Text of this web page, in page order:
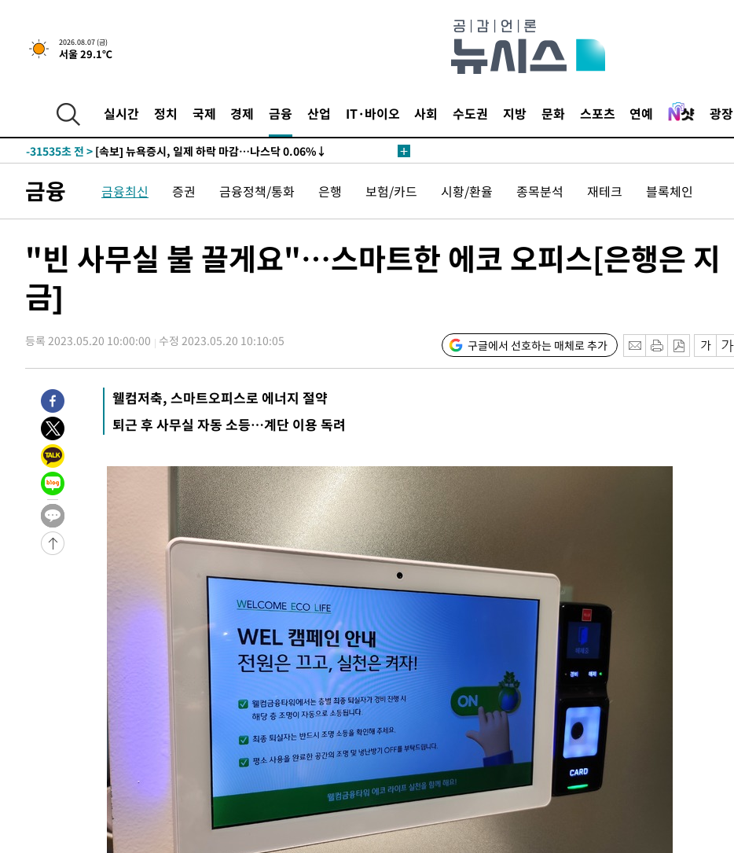
2026.08.07 (금)
서울 29.1℃
실시간 정치 국제 경제 금융 산업 IT·바이오 사회 수도권 지방 문화 스포츠 연예 광장
-31535초 전 > [속보] 뉴욕증시, 일제 하락 마감…나스닥 0.06%↓
금융 금융최신 증권 금융정책/통화 은행 보험/카드 시황/환율 종목분석 재테크 블록체인
"빈 사무실 불 끌게요"…스마트한 에코 오피스[은행은 지
금]
등록 2023.05.20 10:00:00 수정 2023.05.20 10:10:05 구글에서 선호하는 매체로 추가
웰컴저축, 스마트오피스로 에너지 절약
퇴근 후 사무실 자동 소등…계단 이용 독려